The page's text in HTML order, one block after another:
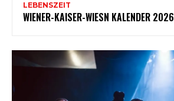
LEBENSZEIT
WIENER-KAISER-WIESN KALENDER 2026